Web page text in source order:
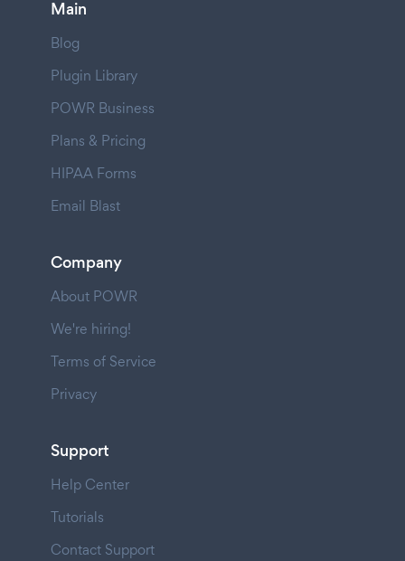
Main
Blog
Plugin Library
POWR Business
Plans & Pricing
HIPAA Forms
Email Blast
Company
About POWR
We're hiring!
Terms of Service
Privacy
Support
Help Center
Tutorials
Contact Support